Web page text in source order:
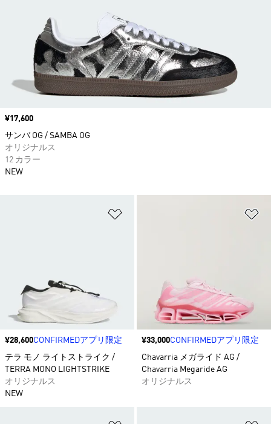
価格
¥28,600CONFIRMEDアプリ限定
テラ モノ ライトストライク /
TERRA MONO LIGHTSTRIKE
オリジナルス
NEW
価格
¥33,000CONFIRMEDアプリ限定
Chavarria メガライド AG /
Chavarria Megaride AG
オリジナルス
価格
¥17,600
サンバ OG / SAMBA OG
オリジナルス
12 カラー
NEW